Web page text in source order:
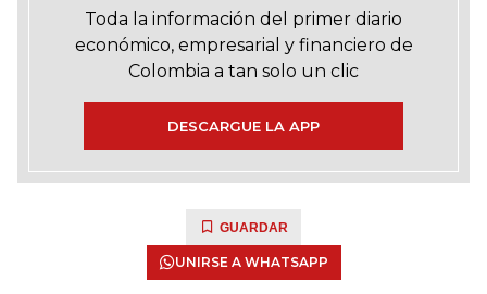
Toda la información del primer diario
económico, empresarial y financiero de
Colombia a tan solo un clic
DESCARGUE LA APP
GUARDAR
UNIRSE A WHATSAPP